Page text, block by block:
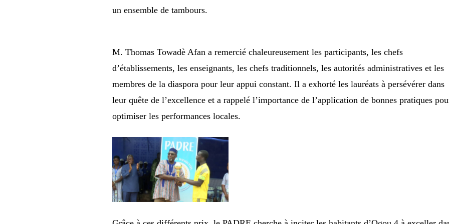
un ensemble de tambours.
M. Thomas Towadè Afan a remercié chaleureusement les participants, les chefs
d’établissements, les enseignants, les chefs traditionnels, les autorités administratives et les
membres de la diaspora pour leur appui constant. Il a exhorté les lauréats à persévérer dans
leur quête de l’excellence et a rappelé l’importance de l’application de bonnes pratiques
optimiser les performances locales.